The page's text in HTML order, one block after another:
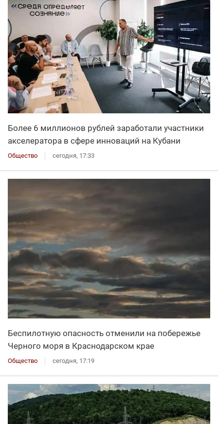
Более 6 миллионов рублей заработали участники
акселератора в сфере инноваций на Кубани
Общество сегодня, 17:33
Беспилотную опасность отменили на побережье
Черного моря в Краснодарском крае
Общество сегодня, 17:19